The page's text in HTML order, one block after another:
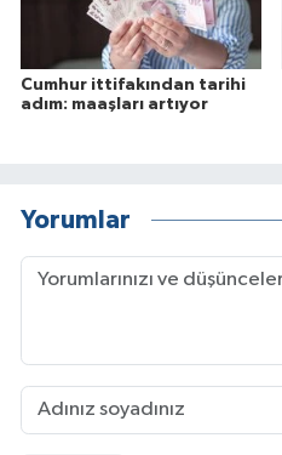
Cumhur ittifakından tarihi
adım: maaşları artıyor
Yorumlar